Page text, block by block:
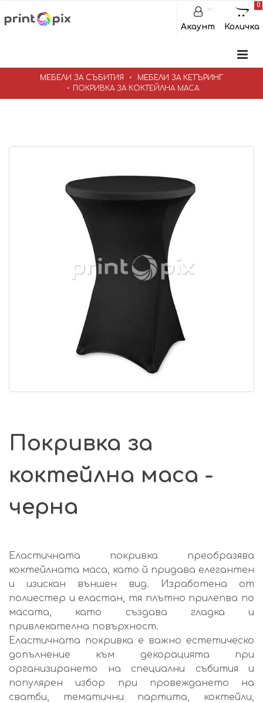
Акаунт
0
Количка
МЕБЕЛИ ЗА СЪБИТИЯ
МЕБЕЛИ ЗА КЕТЪРИНГ
ПОКРИВКА ЗА КОКТЕЙЛНА МАСА
Покривка за
коктейлна маса -
черна
Еластичната покривка преобразява
коктейлната маса, като й придава елегантен
и изискан външен вид. Изработена от
полиестер и еластан, тя плътно прилепва по
масата, като създава гладка и
привлекателна повърхност.
Еластичната покривка е важно естетическо
допълнение към декорацията при
организирането на специални събития и
популярен избор при провеждането на
сватби, тематични партита, коктейли,